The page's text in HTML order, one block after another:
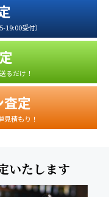
受付）
るだけ！
査定
見積もり！
いたします